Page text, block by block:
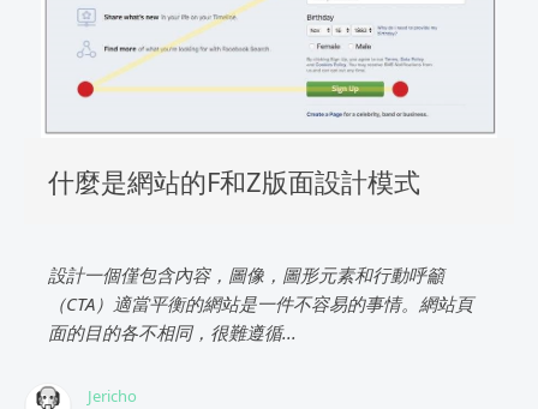
什麼是網站的F和Z版面設計模式
設計一個僅包含內容，圖像，圖形元素和行動呼籲
（CTA）適當平衡的網站是一件不容易的事情。網站頁
面的目的各不相同，很難遵循...
Jericho